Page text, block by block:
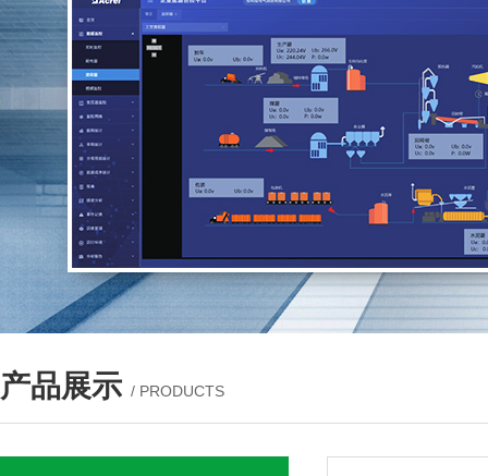
产品展示 / PRODUCTS